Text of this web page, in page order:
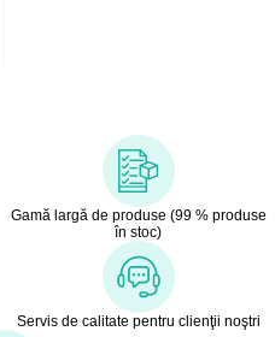
Gamă largă de produse (99 % produse
în stoc)
Servis de calitate pentru clienţii noştri